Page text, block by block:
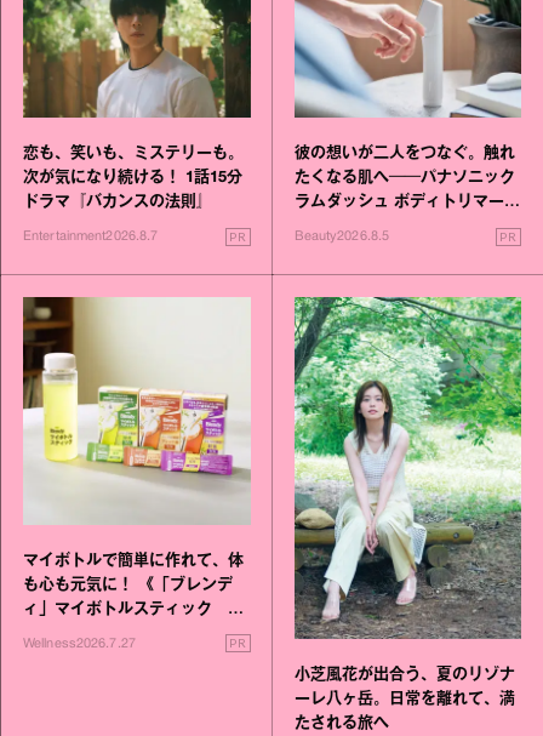
恋も、笑いも、ミステリーも。
次が気になり続ける！ 1話15分
ドラマ『バカンスの法則』
Entertainment2026.8.7 PR
彼の想いが二人をつなぐ。触れ
たくなる肌へ──パナソニック
ラムダッシュ ボディトリマーが
Beauty2026.8.5 PR
マイボトルで簡単に作れて、体
も心も元気に！ 《「ブレンデ
ィ」マイボトルスティック い
いこと毎日》シリーズが誕生
Wellness2026.7.27 PR
小芝風花が出合う、夏のリゾナ
ーレ八ヶ岳。日常を離れて、満
たされる旅へ